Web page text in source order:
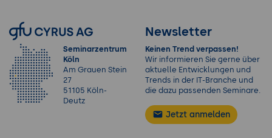
Seminarzentrum
Köln
Am Grauen Stein
27
51105 Köln-
Deutz
Newsletter
Keinen Trend verpassen!
Wir informieren Sie gerne über
aktuelle Entwicklungen und
Trends in der IT-Branche und
die dazu passenden Seminare.
Jetzt anmelden